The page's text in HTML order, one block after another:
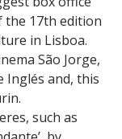
the 17th edition
in Lisboa.
São Jorge,
Inglés and, this
such as